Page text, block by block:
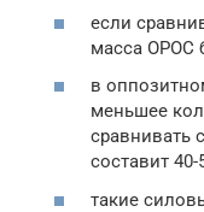
если
масса ОРОС
в
меньшее
сравнивать
составит
такие